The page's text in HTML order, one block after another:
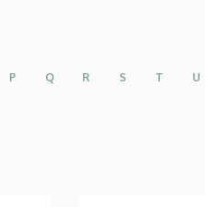
P Q R S T U